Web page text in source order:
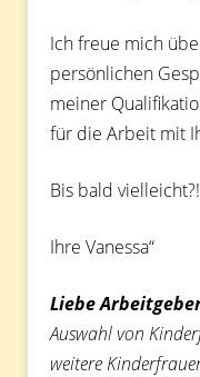
Ich freue mich
persönlichen
meiner
für die Arbeit mit
Bis bald vielleicht?!
Ihre Vanessa“
Liebe
Auswahl von
weitere